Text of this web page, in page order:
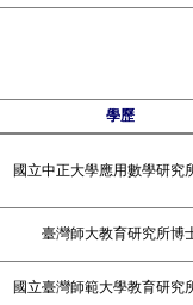
學歷
國立中正大學應用數學研究
臺灣師大教育研究所博
國立臺灣師範大學教育研究